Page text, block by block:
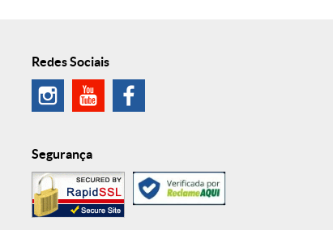
Redes Sociais
Segurança